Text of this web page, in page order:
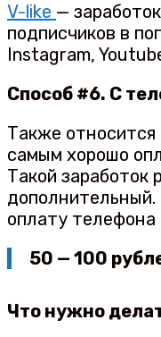
V-like —
подписчиков в
Instagram,
Способ #6. С
Также относится
самым хорошо
Такой заработок
оплату телефона
50 — 100
Что нужно